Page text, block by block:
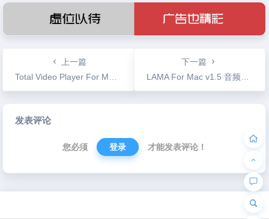
上一篇
Total Video Player For Mac v2.9.9 全功能高清视频播放器
下一篇
LAMA For Mac v1.5 音频分析测量工具
发表评论
您必须 登录 才能发表评论！